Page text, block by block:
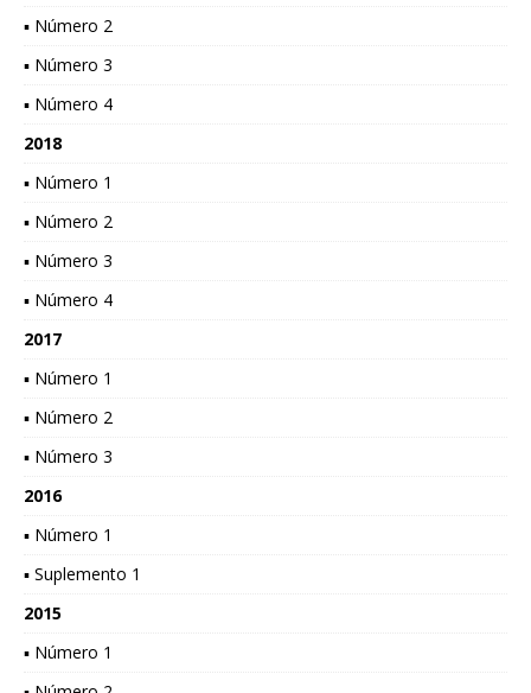
▪ Número 2
▪ Número 3
▪ Número 4
2018
▪ Número 1
▪ Número 2
▪ Número 3
▪ Número 4
2017
▪ Número 1
▪ Número 2
▪ Número 3
2016
▪ Número 1
▪ Suplemento 1
2015
▪ Número 1